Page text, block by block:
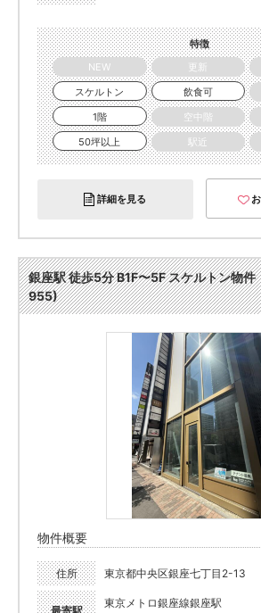
特徴
NEW
更新
スケルトン
飲食可
1階
空中階
50坪以上
駅近
詳細を見る
銀座駅 徒歩5分 B1F〜5F スケルトン物
955)
物件概要
住所 東京都中央区銀座七丁目2-13
東京メトロ銀座線銀座駅